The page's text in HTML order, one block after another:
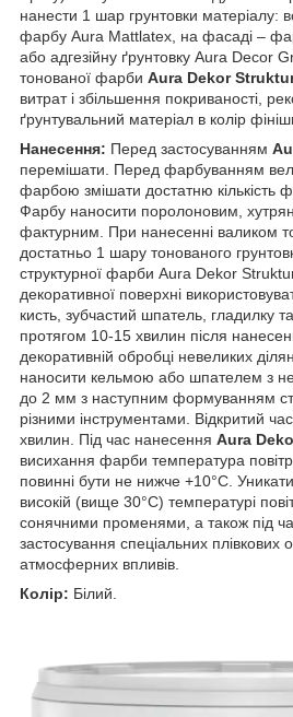
нанести 1 шар грунтовки матеріалу:
фарбу Aura Mattlatex, на фасаді –
або адгезійну ґрунтовку Aura Decor
тонованої фарби Aura Dekor
витрат і збільшення покриваності,
ґрунтувальний матеріал в колір
Нанесення: Перед застосуванням
перемішати. Перед фарбуванням
фарбою змішати достатню кількість
Фарбу наносити поролоновим,
фактурним. При нанесенні валиком
достатньо 1 шару тонованого
структурної фарби Aura Dekor
декоративної поверхні
кисть, зубчастий шпатель, гладилку
протягом 10-15 хвилин після
декоративній обробці невеликих
наносити кельмою або шпателем з
до 2 мм з наступним формуванням
різними інструментами. Відкритий
хвилин. Під час нанесення Aura
висихання фарби температура
повинні бути не нижче +10°С.
високій (вище 30°С) температурі
сонячними променями, а також під
застосування спеціальних
атмосферних впливів.
Колір: Білий.